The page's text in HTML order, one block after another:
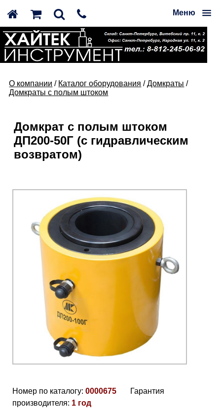
Меню
О компании / Каталог оборудования /Домкраты /
Домкраты с полым штоком
Домкрат с полым штоком
ДП200-50Г (с гидравлическим
возвратом)
Номер по каталогу: 0000675
Гарантия
производителя: 1 год